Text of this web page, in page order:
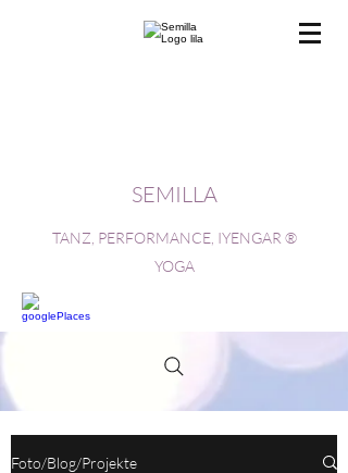
SEMILLA
TANZ, PERFORMANCE, IYENGAR ®
YOGA
Foto/Blog/Projekte